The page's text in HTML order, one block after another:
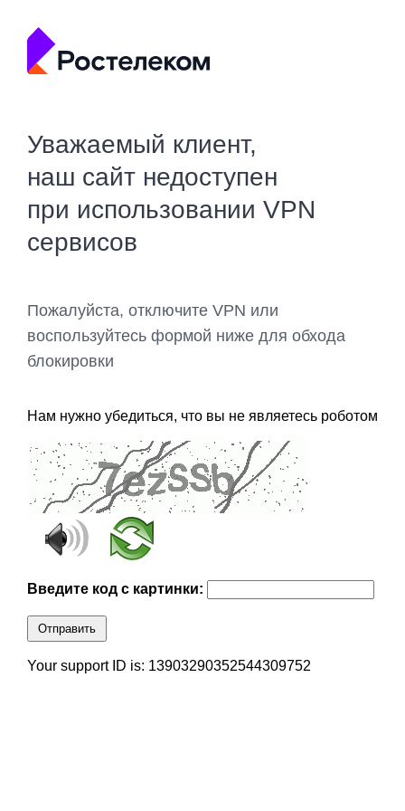
Уважаемый клиент,
наш сайт недоступен
при использовании VPN
сервисов
Пожалуйста, отключите VPN или
воспользуйтесь формой ниже для обхода
блокировки
Нам нужно убедиться, что вы не являетесь роботом
Введите код с картинки:
Отправить
Your support ID is: 13903290352544309752